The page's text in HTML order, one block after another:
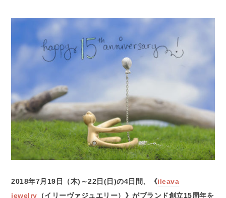
2018年7月19日（木)～22日(日)の4日間、《ileava
jewelry （イリーヴァジュエリー）》がブランド創立15周年を